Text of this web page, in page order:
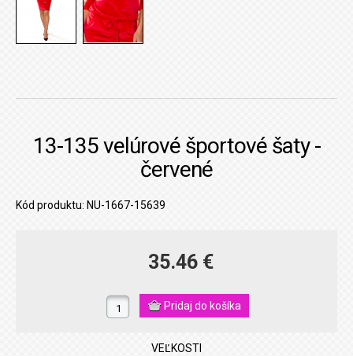
13-135 velúrové športové šaty -
červené
Kód produktu: NU-1667-15639
35.46 €
VEĽKOSTI